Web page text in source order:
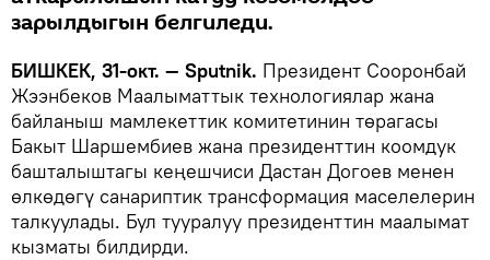
зарылдыгын белгиледи.
БИШКЕК, 31-окт. — Sputnik. Президент Сооронбай
Жээнбеков Маалыматтык технологиялар жана
байланыш мамлекеттик комитетинин төрагасы
Бакыт Шаршембиев жана президенттин коомдук
башталыштагы кеңешчиси Дастан Догоев менен
өлкөдөгү санариптик трансформация маселелерин
талкуулады. Бул тууралуу президенттин маалымат
кызматы билдирди.